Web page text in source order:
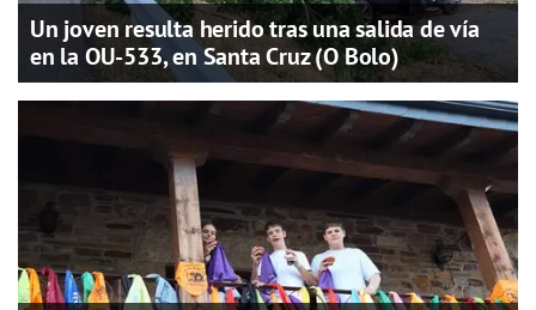
Un joven resulta herido tras una salida de vía
en la OU-533, en Santa Cruz (O Bolo)